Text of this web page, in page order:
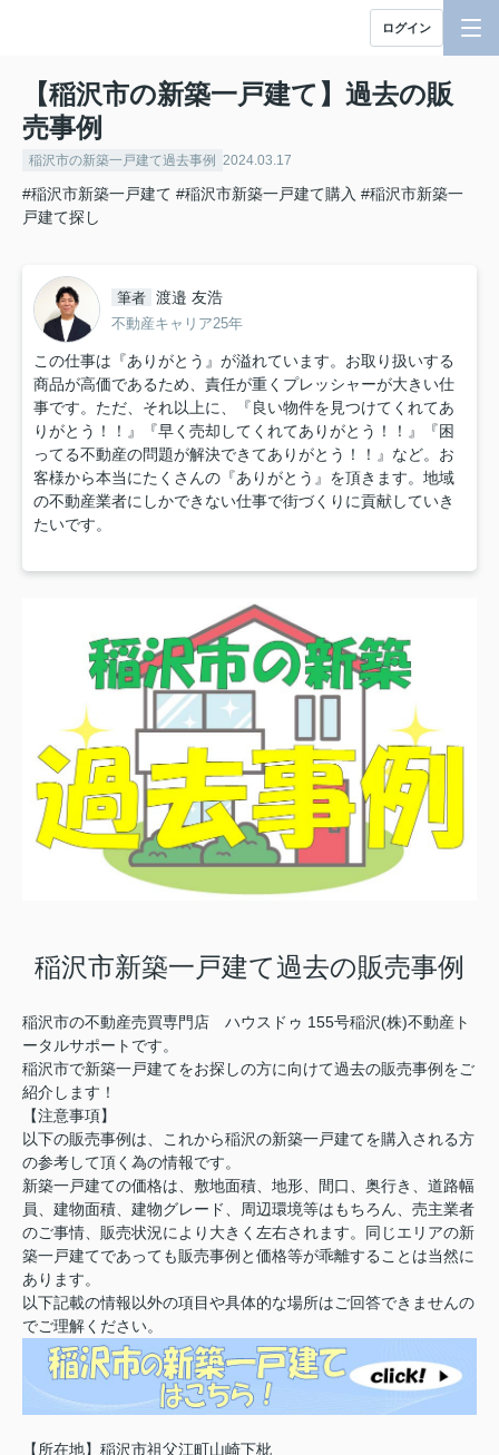
ログイン
【稲沢市の新築一戸建て】過去の販
売事例
稲沢市の新築一戸建て過去事例 2024.03.17
#稲沢市新築一戸建て #稲沢市新築一戸建て購入 #稲沢市新築一
戸建て探し
筆者 渡邉 友浩
不動産キャリア25年
この仕事は『ありがとう』が溢れています。お取り扱いする
商品が高価であるため、責任が重くプレッシャーが大きい仕
事です。ただ、それ以上に、『良い物件を見つけてくれてあ
りがとう！！』『早く売却してくれてありがとう！！』『困
ってる不動産の問題が解決できてありがとう！！』など。お
客様から本当にたくさんの『ありがとう』を頂きます。地域
の不動産業者にしかできない仕事で街づくりに貢献していき
たいです。
稲沢市新築一戸建て過去の販売事例
稲沢市の不動産売買専門店 ハウスドゥ 155号稲沢(株)不動産ト
ータルサポートです。
稲沢市で新築一戸建てをお探しの方に向けて過去の販売事例をご
紹介します！
【注意事項】
以下の販売事例は、これから稲沢の新築一戸建てを購入される方
の参考して頂く為の情報です。
新築一戸建ての価格は、敷地面積、地形、間口、奥行き、道路幅
員、建物面積、建物グレード、周辺環境等はもちろん、売主業者
のご事情、販売状況により大きく左右されます。同じエリアの新
築一戸建てであっても販売事例と価格等が乖離することは当然に
あります。
以下記載の情報以外の項目や具体的な場所はご回答できませんの
でご理解ください。
【所在地】稲沢市祖父江町山崎下枇